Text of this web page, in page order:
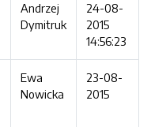
Andrzej
Dymitruk
24-08-
2015
14:56:23
Ewa
Nowicka
23-08-
2015